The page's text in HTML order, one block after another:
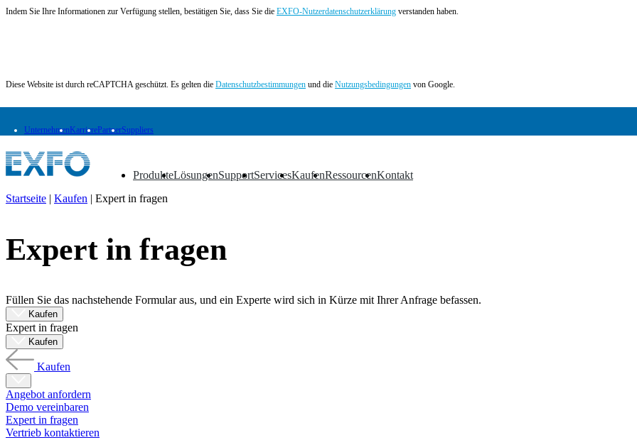
Indem Sie Ihre Informationen zur Verfügung stellen, bestätigen Sie, dass Sie die EXFO-Nutzerdatenschutzerklärung verstanden haben.
Diese Website ist durch reCAPTCHA geschützt. Es gelten die Datenschutzbestimmungen und die Nutzungsbedingungen von Google.
UnternehmenKarrierePartnerSuppliers
Produkte
▼ Lösungen
▼ Support
▼ Services
▼ Kaufen
▼ Ressourcen
▼ Kontakt
▼
Produkte
Lösungen
Kaufen
Ressourcen
Kontakt
RegisterAnmeldung
Unternehmen
Karriere
Partner
Startseite | Kaufen | Expert in fragen
Expert in fragen
Füllen Sie das nachstehende Formular aus, und ein Experte wird sich in Kürze mit Ihrer Anfrage befassen.
Kaufen
Expert in fragen
Kaufen
Kaufen
Angebot anfordern
Demo vereinbaren
Expert in fragen
Vertrieb kontaktieren